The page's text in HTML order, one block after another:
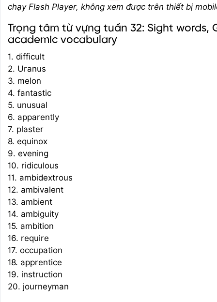
chạy Flash Player, không xem được trên thiết bị
Trọng tâm từ vựng tuần 32: Sight words,
academic vocabulary
1. difficult
2. Uranus
3. melon
4. fantastic
5. unusual
6. apparently
7. plaster
8. equinox
9. evening
10. ridiculous
11. ambidextrous
12. ambivalent
13. ambient
14. ambiguity
15. ambition
16. require
17. occupation
18. apprentice
19. instruction
20. journeyman